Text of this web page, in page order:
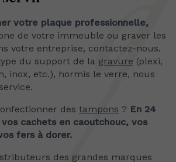
votre plaque professionnelle,
de votre immeuble ou graver les
votre entreprise, contactez-nous.
du support de la gravure (plexi,
inox, etc.), hormis le verre, nous
des tampons ? En 24
vos cachets en caoutchouc, vos
fers à dorer.
des grandes marques